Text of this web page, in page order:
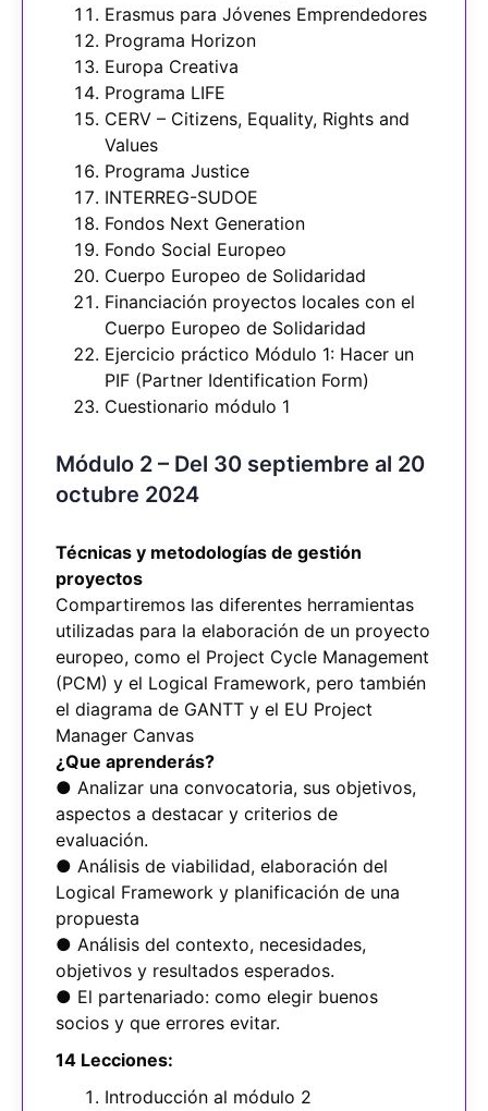
Erasmus para Jóvenes Emprendedores
Programa Horizon
Europa Creativa
Programa LIFE
CERV – Citizens, Equality, Rights and
Values
Programa Justice
INTERREG-SUDOE
Fondos Next Generation
Fondo Social Europeo
Cuerpo Europeo de Solidaridad
Financiación proyectos locales con el
Cuerpo Europeo de Solidaridad
Ejercicio práctico Módulo 1: Hacer un
PIF (Partner Identification Form)
Cuestionario módulo 1
Módulo 2 – Del 30 septiembre al 20
octubre 2024
Técnicas y metodologías de gestión
proyectos
Compartiremos las diferentes herramientas
utilizadas para la elaboración de un proyecto
europeo, como el Project Cycle Management
(PCM) y el Logical Framework, pero también
el diagrama de GANTT y el EU Project
Manager Canvas
¿Que aprenderás?
● Analizar una convocatoria, sus objetivos,
aspectos a destacar y criterios de
evaluación.
● Análisis de viabilidad, elaboración del
Logical Framework y planificación de una
propuesta
● Análisis del contexto, necesidades,
objetivos y resultados esperados.
● El partenariado: como elegir buenos
socios y que errores evitar.
14 Lecciones:
Introducción al módulo 2